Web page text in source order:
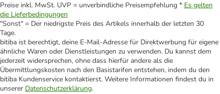
Preise inkl. MwSt. UVP = unverbindliche Preisempfehlung * Es gelten
die Lieferbedingungen
"Sonst" = Der niedrigste Preis des Artikels innerhalb der letzten 30
Tage.
bitiba ist berechtigt, deine E-Mail-Adresse für Direktwerbung für eigene
ähnliche Waren oder Dienstleistungen zu verwenden. Du kannst dem
jederzeit widersprechen, ohne dass hierfür andere als die
Übermittlungskosten nach den Basistarifen entstehen, indem du den
bitiba Kundenservice kontaktierst. Weitere Informationen findest du in
unserer Datenschutzerklärung.